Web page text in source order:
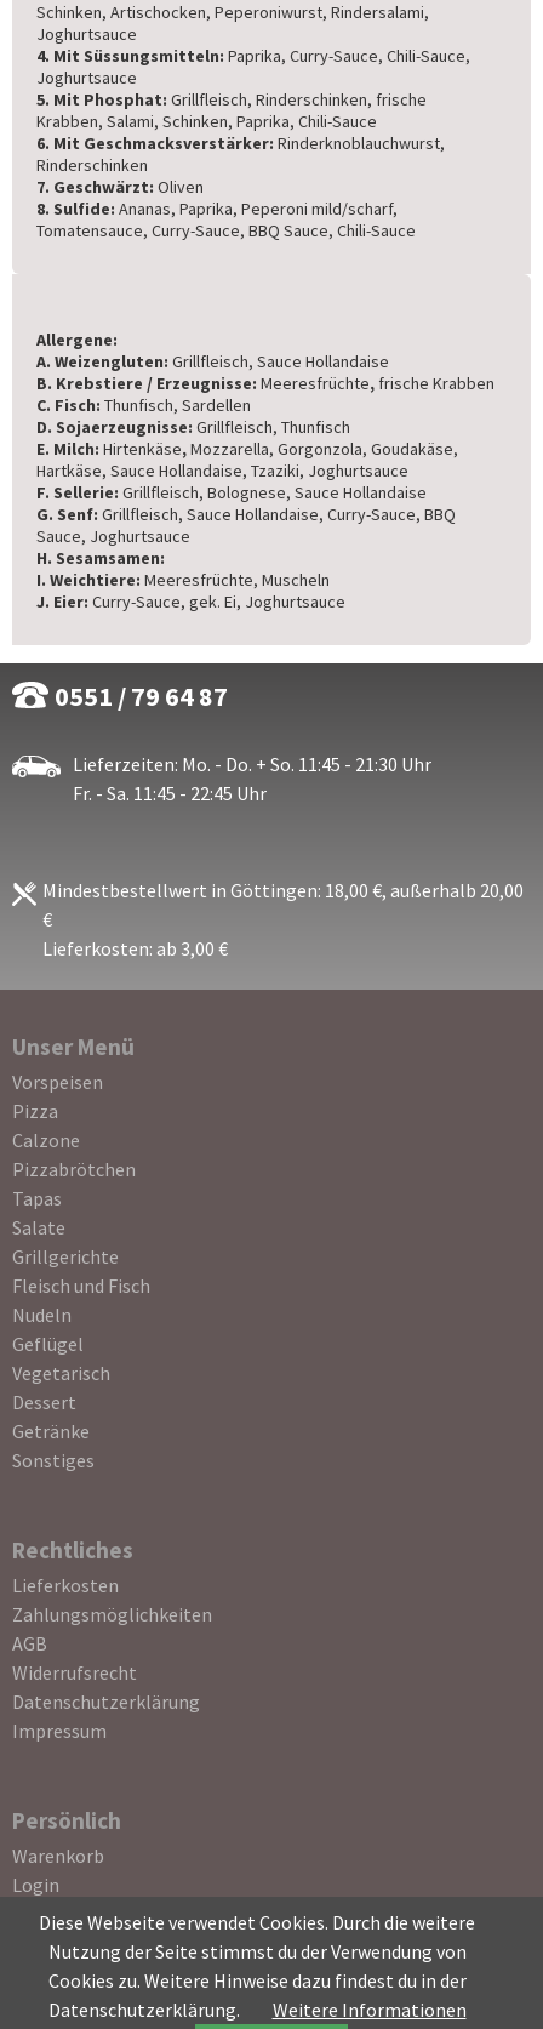
Schinken, Artischocken, Peperoniwurst, Rindersalami,
Joghurtsauce
4. Mit Süssungsmitteln: Paprika, Curry-Sauce, Chili-Sauce,
Joghurtsauce
5. Mit Phosphat: Grillfleisch, Rinderschinken, frische
Krabben, Salami, Schinken, Paprika, Chili-Sauce
6. Mit Geschmacksverstärker: Rinderknoblauchwurst,
Rinderschinken
7. Geschwärzt: Oliven
8. Sulfide: Ananas, Paprika, Peperoni mild/scharf,
Tomatensauce, Curry-Sauce, BBQ Sauce, Chili-Sauce
Allergene:
A. Weizengluten: Grillfleisch, Sauce Hollandaise
B. Krebstiere / Erzeugnisse: Meeresfrüchte, frische Krabben
C. Fisch: Thunfisch, Sardellen
D. Sojaerzeugnisse: Grillfleisch, Thunfisch
E. Milch: Hirtenkäse,Mozzarella, Gorgonzola, Goudakäse,
Hartkäse, Sauce Hollandaise, Tzaziki, Joghurtsauce
F. Sellerie: Grillfleisch, Bolognese, Sauce Hollandaise
G. Senf: Grillfleisch, Sauce Hollandaise, Curry-Sauce, BBQ
Sauce, Joghurtsauce
H. Sesamsamen:
I. Weichtiere: Meeresfrüchte, Muscheln
J. Eier: Curry-Sauce, gek. Ei, Joghurtsauce
0551 / 79 64 87
Lieferzeiten: Mo. - Do. + So. 11:45 - 21:30 Uhr
Fr. - Sa. 11:45 - 22:45 Uhr
Mindestbestellwert in Göttingen: 18,00 €, außerhalb 20,00
€
Lieferkosten: ab 3,00 €
Unser Menü
Navigation
überspringen
Vorspeisen
Pizza
Calzone
Pizzabrötchen
Tapas
Salate
Grillgerichte
Fleisch und Fisch
Nudeln
Geflügel
Vegetarisch
Dessert
Getränke
Sonstiges
Rechtliches
Navigation
überspringen
Lieferkosten
Zahlungsmöglichkeiten
AGB
Widerrufsrecht
Datenschutzerklärung
Impressum
Persönlich
Navigation
überspringen
Warenkorb
Login
Registrierung
Passwort vergessen
Diese Webseite verwendet Cookies. Durch die weitere
Nutzung der Seite stimmst du der Verwendung von
Cookies zu. Weitere Hinweise dazu findest du in der
Datenschutzerklärung.
Weitere Informationen